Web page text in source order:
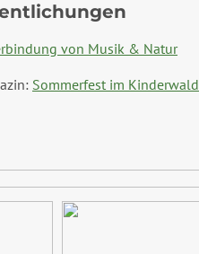
von Musik & Natur
Sommerfest im Kinderwald